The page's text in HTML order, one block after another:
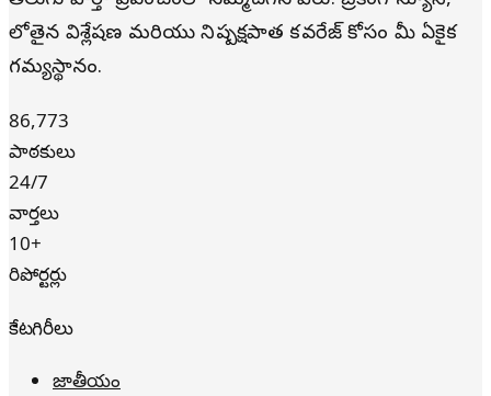
లోతైన విశ్లేషణ మరియు నిష్పక్షపాత కవరేజ్ కోసం మీ ఏకైక
గమ్యస్థానం.
86,773
పాఠకులు
24/7
వార్తలు
10+
రిపోర్టర్లు
కేటగిరీలు
జాతీయం